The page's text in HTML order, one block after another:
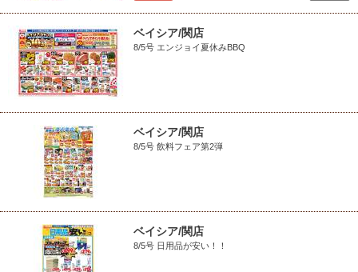
ベイシア/関店
8/5号 エンジョイ夏休みBBQ
ベイシア/関店
8/5号 飲料フェア第2弾
ベイシア/関店
8/5号 日用品が安い！！